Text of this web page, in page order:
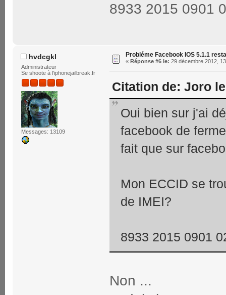
8933 2015 0901
hvdcgkl
Administrateur
Se shoote à l'iphonejailbreak.fr
Messages: 13109
Probléme Facebook IOS 5.1.1
« Réponse #6 le: 29 décembre 2012,
Citation de: Joro
Oui bien sur j'ai
facebook de
fait que sur
Mon ECCID se
de IMEI?
8933 2015 0901
Non ...